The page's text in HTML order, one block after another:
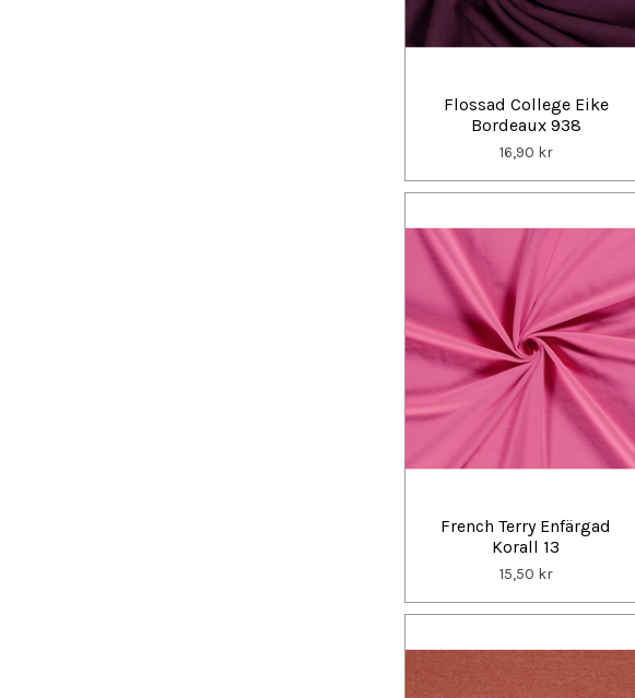
Flossad College Eike
Bordeaux 938
16,90 kr
French Terry Enfärgad
Korall 13
15,50 kr